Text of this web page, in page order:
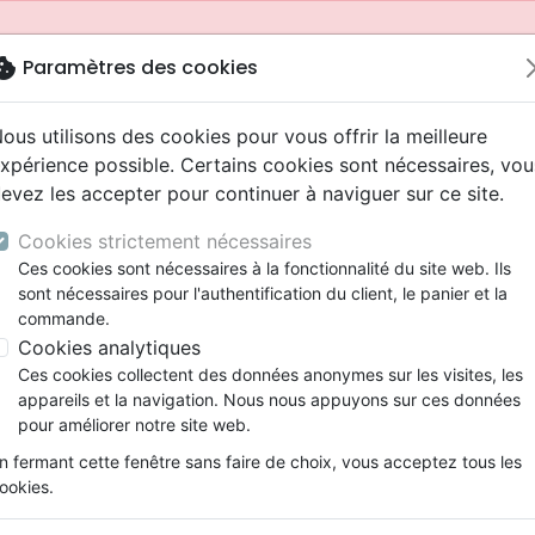
Nouveautés
Testaments
Etude biblique
Segond
Darby
Bandes dessinées
Souffrance, Relation d'aide
Ethique, société, politique
ans
Adolescents, jeunes
Latino, Folk
Soul
Rap, Hip-hop
Louange, Adoration
Pop, Rock
animés
conférences
Films, fiction
Jeux
Papeterie
depuis votre pays (United States).
Paramètres des cookies
utilisons des cookies pour vous offrir la meilleure
possible. Certains cookies sont nécessaires,
les accepter pour continuer à naviguer sur ce site.
Cookies strictement nécessaires
Ces cookies sont nécessaires à la fonctionnalité du site web. Ils
sont nécessaires pour l'authentification du client, le panier et la
commande.
Cookies analytiques
Ces cookies collectent des données anonymes sur les visites, les
appareils et la navigation. Nous nous appuyons sur ces données
pour améliorer notre site web.
fermant cette fenêtre sans faire de choix, vous acceptez tous les